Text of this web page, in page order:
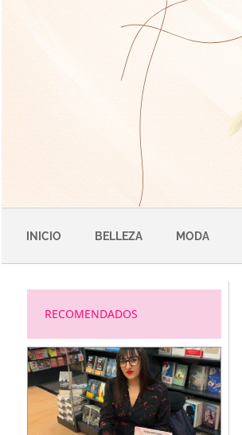
INICIO BELLEZA MODA
RECOMENDADOS